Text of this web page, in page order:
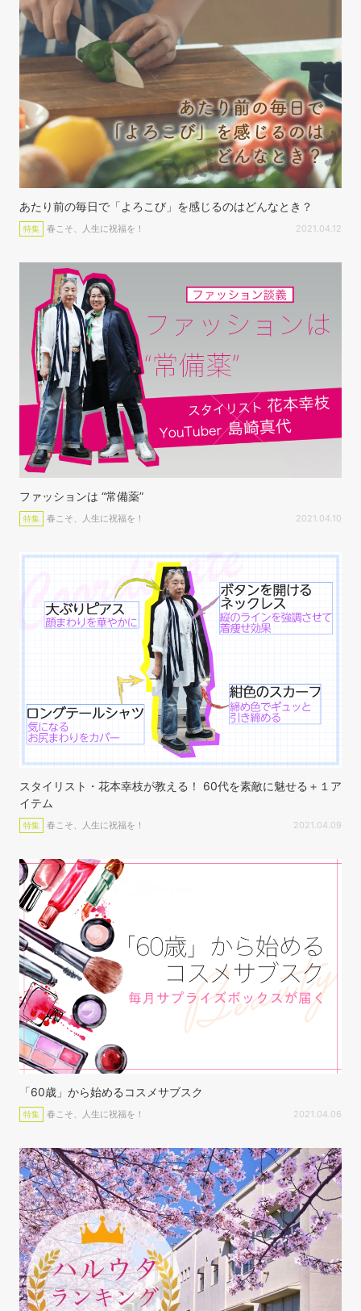
あたり前の毎日で「よろこび」を感じるのはどんなとき？
特集 春こそ、人生に祝福を！ 2021.04.12
ファッションは “常備薬”
特集 春こそ、人生に祝福を！ 2021.04.10
スタイリスト・花本幸枝が教える！ 60代を素敵に魅せる＋１ア
イテム
特集 春こそ、人生に祝福を！ 2021.04.09
「60歳」から始めるコスメサブスク
特集 春こそ、人生に祝福を！ 2021.04.06